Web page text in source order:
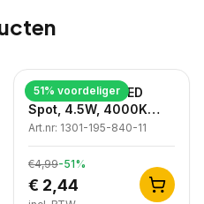
51% voordeliger
Dimbare GU10 LED
Spot, 4.5W, 4000K
Neutraal Wit, IP20
Art.nr: 1301-195-840-11
€4,99-51%
€ 2,44